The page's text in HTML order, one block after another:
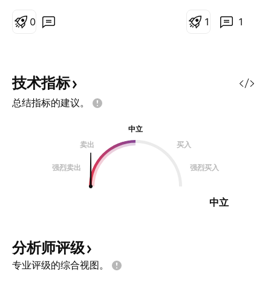
0 1
1
技术指标
总结指标的建议。
中立
卖出
买入
强烈卖出 强烈买入
中立
分析师评级
专业评级的综合视图。